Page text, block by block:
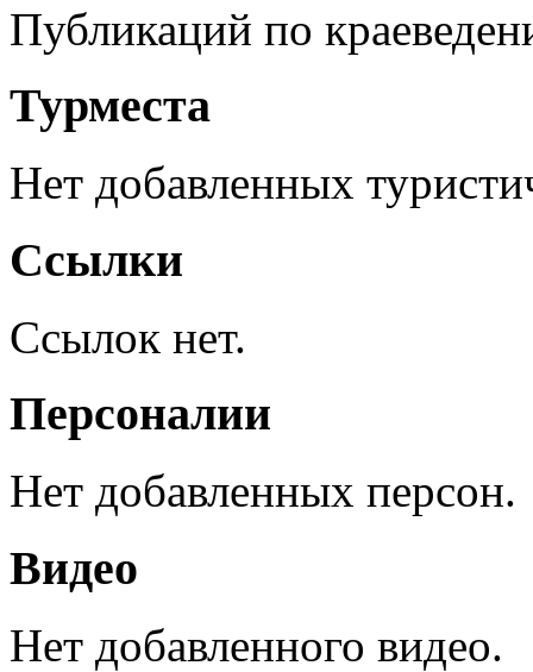
Публикаций по
Турместа
Нет добавленных
Ссылки
Ссылок нет.
Персоналии
Нет добавленных персон.
Видео
Нет добавленного видео.